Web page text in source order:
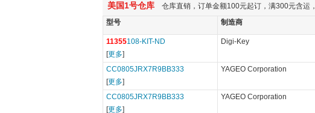
美国1号仓库 仓库直销，订单金额100元起订，满300元含运
型号
制造商
11355108-KIT-ND
[更多]
Digi-Key
CC0805JRX7R9BB333
[更多]
YAGEO Corporation
CC0805JRX7R9BB333
[更多]
YAGEO Corporation